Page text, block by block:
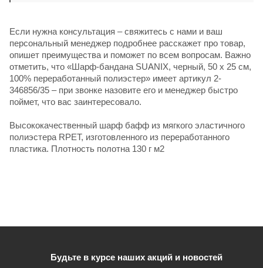
Если нужна консультация – свяжитесь с нами и ваш
персональный менеджер подробнее расскажет про товар,
опишет преимущества и поможет по всем вопросам. Важно
отметить, что «Шарф-бандана SUANIX, черный, 50 x 25 см,
100% переработанный полиэстер» имеет артикул 2-
346856/35 – при звонке назовите его и менеджер быстро
поймет, что вас заинтересовало.
Высококачественный шарф бафф из мягкого эластичного
полиэстера RPET, изготовленного из переработанного
пластика. Плотность полотна 130 г м2
Будьте в курсе наших акций и новостей